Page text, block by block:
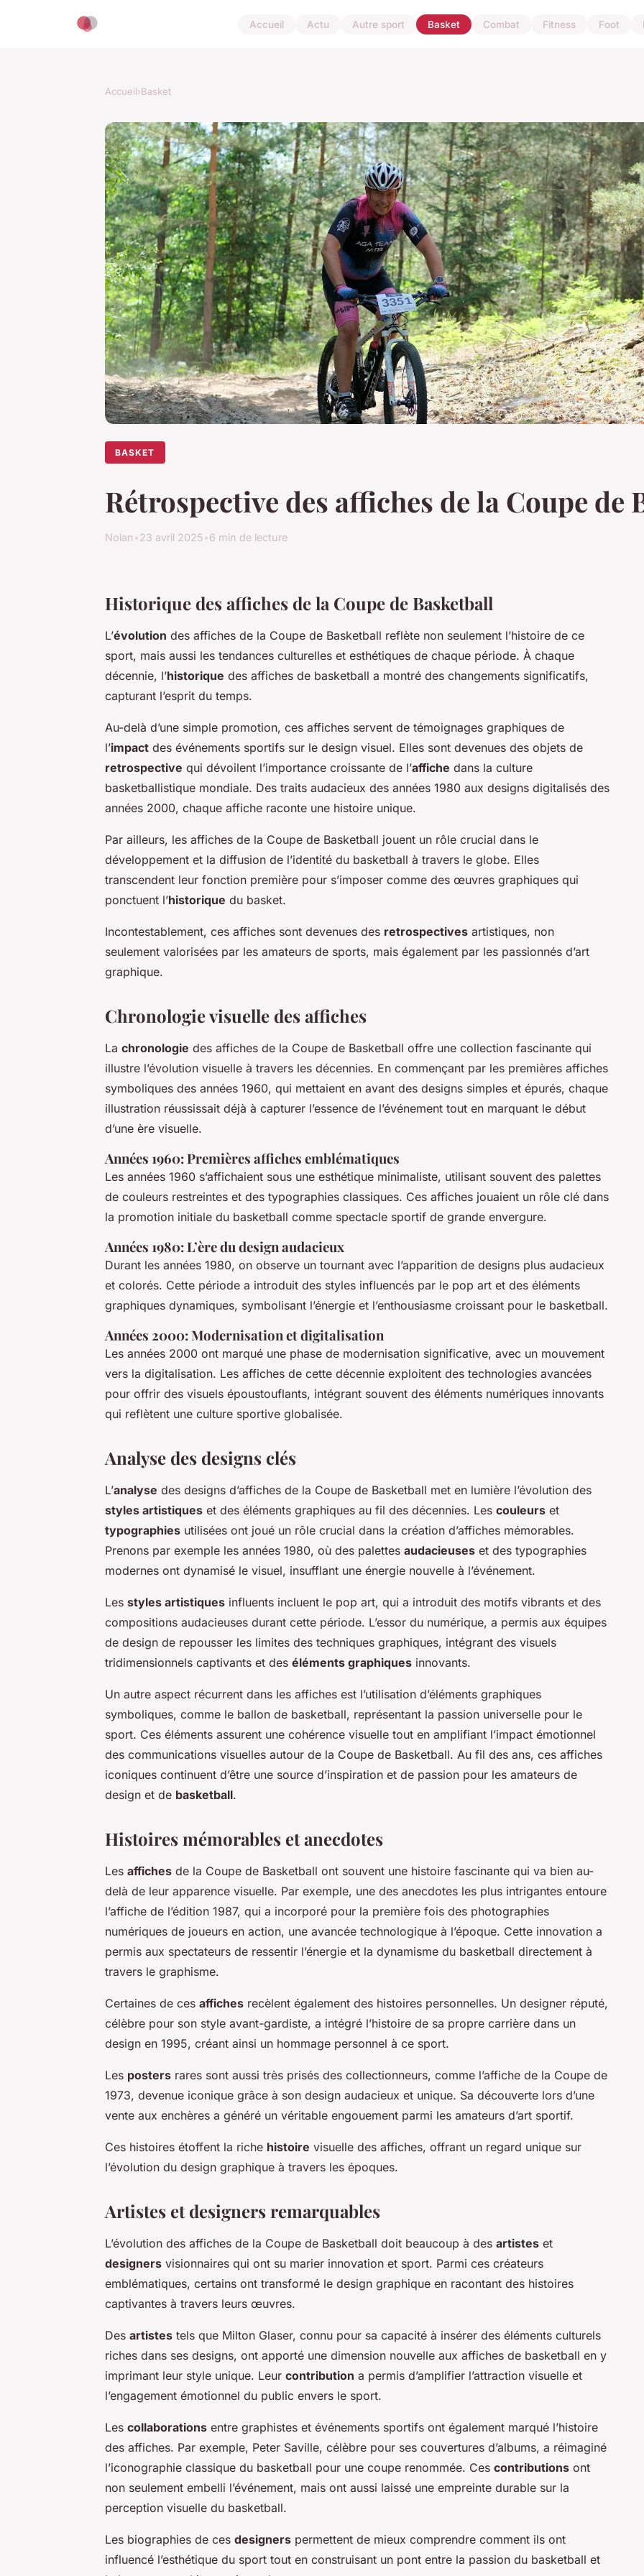
Accueil Actu Autre sport Basket Combat Fitness Foot
Accueil›Basket
BASKET
Rétrospective des affiches de la Coupe de
Nolan •23 avril 2025•6 min de lecture
Historique des affiches de la Coupe de Basketball
L’évolution des affiches de la Coupe de Basketball reflète non seulement l’histoire de ce
sport, mais aussi les tendances culturelles et esthétiques de chaque période. À chaque
décennie, l’historique des affiches de basketball a montré des changements significatifs,
capturant l’esprit du temps.
Au-delà d’une simple promotion, ces affiches servent de témoignages graphiques de
l’impact des événements sportifs sur le design visuel. Elles sont devenues des objets de
retrospective qui dévoilent l’importance croissante de l’affiche dans la culture
basketballistique mondiale. Des traits audacieux des années 1980 aux designs digitalisés des
années 2000, chaque affiche raconte une histoire unique.
Par ailleurs, les affiches de la Coupe de Basketball jouent un rôle crucial dans le
développement et la diffusion de l’identité du basketball à travers le globe. Elles
transcendent leur fonction première pour s’imposer comme des œuvres graphiques qui
ponctuent l’historique du basket.
Incontestablement, ces affiches sont devenues des retrospectives artistiques, non
seulement valorisées par les amateurs de sports, mais également par les passionnés d’art
graphique.
Chronologie visuelle des affiches
La chronologie des affiches de la Coupe de Basketball offre une collection fascinante qui
illustre l’évolution visuelle à travers les décennies. En commençant par les premières affiches
symboliques des années 1960, qui mettaient en avant des designs simples et épurés, chaque
illustration réussissait déjà à capturer l’essence de l’événement tout en marquant le début
d’une ère visuelle.
Années 1960: Premières affiches emblématiques
Les années 1960 s’affichaient sous une esthétique minimaliste, utilisant souvent des palettes
de couleurs restreintes et des typographies classiques. Ces affiches jouaient un rôle clé dans
la promotion initiale du basketball comme spectacle sportif de grande envergure.
Années 1980: L’ère du design audacieux
Durant les années 1980, on observe un tournant avec l’apparition de designs plus audacieux
et colorés. Cette période a introduit des styles influencés par le pop art et des éléments
graphiques dynamiques, symbolisant l’énergie et l’enthousiasme croissant pour le basketball.
Années 2000: Modernisation et digitalisation
Les années 2000 ont marqué une phase de modernisation significative, avec un mouvement
vers la digitalisation. Les affiches de cette décennie exploitent des technologies avancées
pour offrir des visuels époustouflants, intégrant souvent des éléments numériques innovants
qui reflètent une culture sportive globalisée.
Analyse des designs clés
L’analyse des designs d’affiches de la Coupe de Basketball met en lumière l’évolution des
styles artistiques et des éléments graphiques au fil des décennies. Les couleurs et
typographies utilisées ont joué un rôle crucial dans la création d’affiches mémorables.
Prenons par exemple les années 1980, où des palettes audacieuses et des typographies
modernes ont dynamisé le visuel, insufflant une énergie nouvelle à l’événement.
Les styles artistiques influents incluent le pop art, qui a introduit des motifs vibrants et des
compositions audacieuses durant cette période. L’essor du numérique, a permis aux équipes
de design de repousser les limites des techniques graphiques, intégrant des visuels
tridimensionnels captivants et des éléments graphiques innovants.
Un autre aspect récurrent dans les affiches est l’utilisation d’éléments graphiques
symboliques, comme le ballon de basketball, représentant la passion universelle pour le
sport. Ces éléments assurent une cohérence visuelle tout en amplifiant l’impact émotionnel
des communications visuelles autour de la Coupe de Basketball. Au fil des ans, ces affiches
iconiques continuent d’être une source d’inspiration et de passion pour les amateurs de
design et de basketball.
Histoires mémorables et anecdotes
Les affiches de la Coupe de Basketball ont souvent une histoire fascinante qui va bien au-
delà de leur apparence visuelle. Par exemple, une des anecdotes les plus intrigantes entoure
l’affiche de l’édition 1987, qui a incorporé pour la première fois des photographies
numériques de joueurs en action, une avancée technologique à l’époque. Cette innovation a
permis aux spectateurs de ressentir l’énergie et la dynamisme du basketball directement à
travers le graphisme.
Certaines de ces affiches recèlent également des histoires personnelles. Un designer réputé,
célèbre pour son style avant-gardiste, a intégré l’histoire de sa propre carrière dans un
design en 1995, créant ainsi un hommage personnel à ce sport.
Les posters rares sont aussi très prisés des collectionneurs, comme l’affiche de la Coupe de
1973, devenue iconique grâce à son design audacieux et unique. Sa découverte lors d’une
vente aux enchères a généré un véritable engouement parmi les amateurs d’art sportif.
Ces histoires étoffent la riche histoire visuelle des affiches, offrant un regard unique sur
l’évolution du design graphique à travers les époques.
Artistes et designers remarquables
L’évolution des affiches de la Coupe de Basketball doit beaucoup à des artistes et
designers visionnaires qui ont su marier innovation et sport. Parmi ces créateurs
emblématiques, certains ont transformé le design graphique en racontant des histoires
captivantes à travers leurs œuvres.
Des artistes tels que Milton Glaser, connu pour sa capacité à insérer des éléments culturels
riches dans ses designs, ont apporté une dimension nouvelle aux affiches de basketball en y
imprimant leur style unique. Leur contribution a permis d’amplifier l’attraction visuelle et
l’engagement émotionnel du public envers le sport.
Les collaborations entre graphistes et événements sportifs ont également marqué l’histoire
des affiches. Par exemple, Peter Saville, célèbre pour ses couvertures d’albums, a réimaginé
l’iconographie classique du basketball pour une coupe renommée. Ces contributions ont
non seulement embelli l’événement, mais ont aussi laissé une empreinte durable sur la
perception visuelle du basketball.
Les biographies de ces designers permettent de mieux comprendre comment ils ont
influencé l’esthétique du sport tout en construisant un pont entre la passion du basketball et